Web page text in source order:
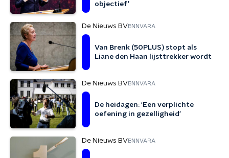
objectief’
De Nieuws BVBNNVARA
Van Brenk (50PLUS) stopt als
Liane den Haan lijsttrekker wordt
De Nieuws BVBNNVARA
De heidagen: 'Een verplichte
oefening in gezelligheid'
De Nieuws BVBNNVARA